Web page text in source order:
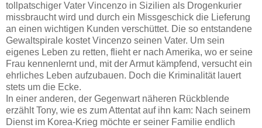
tollpatschiger Vater Vincenzo in Sizilien als Drogenkurier
missbraucht wird und durch ein Missgeschick die Lieferung
an einen wichtigen Kunden verschüttet. Die so entstandene
Gewaltspirale kostet Vincenzo seinen Vater. Um sein
eigenes Leben zu retten, flieht er nach Amerika, wo er seine
Frau kennenlernt und, mit der Armut kämpfend, versucht ein
ehrliches Leben aufzubauen. Doch die Kriminalität lauert
stets um die Ecke.
In einer anderen, der Gegenwart näheren Rückblende
erzählt Tony, wie es zum Attentat auf ihn kam: Nach seinem
Dienst im Korea-Krieg möchte er seiner Familie endlich